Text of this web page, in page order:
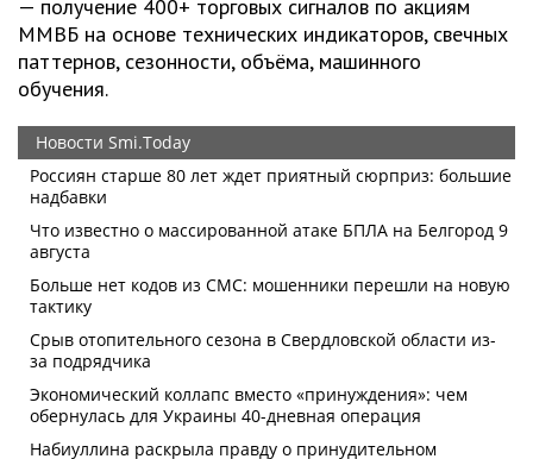
— получение 400+ торговых сигналов по акциям
ММВБ на основе технических индикаторов, свечных
паттернов, сезонности, объёма, машинного
обучения.